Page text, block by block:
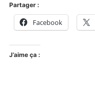
Partager :
Facebook
J’aime ça :